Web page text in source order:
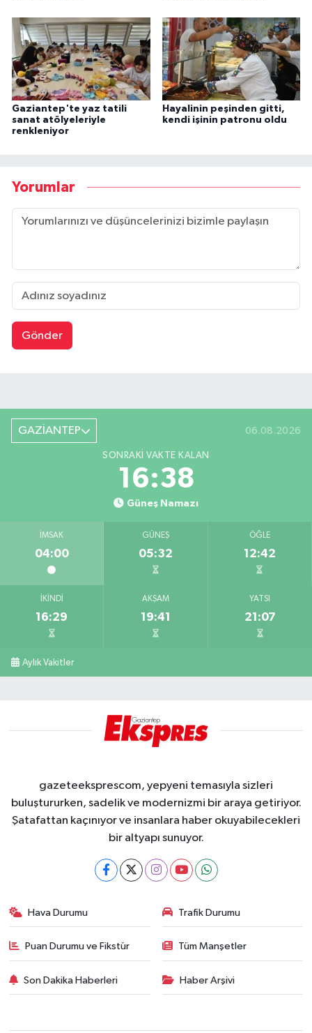
Gaziantep'te yaz tatili
sanat atölyeleriyle
renkleniyor
Hayalinin peşinden gitti,
kendi işinin patronu oldu
Yorumlar
Gönder
GAZİANTEP 06.08.2026
SONRAKI VAKTE KALAN
16:38
Güneş Namazı
İMSAK
04:00
GÜNEŞ
05:32
ÖĞLE
12:42
İKINDI
16:29
AKŞAM
19:41
YATSI
21:07
Aylık Vakitler
gazeteeksprescom, yepyeni temasıyla sizleri
buluştururken, sadelik ve modernizmi bir araya getiriyor.
Şatafattan kaçınıyor ve insanlara haber okuyabilecekleri
bir altyapı sunuyor.
Hava Durumu Trafik Durumu
Puan Durumu ve Fikstür Tüm Manşetler
Son Dakika Haberleri Haber Arşivi